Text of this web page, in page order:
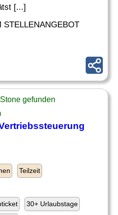
[...]
STELLENANGEBOT
gefunden
Teilzeit
30+ Urlaubstage